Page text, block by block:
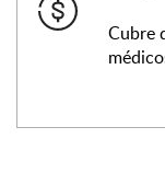
Cubre